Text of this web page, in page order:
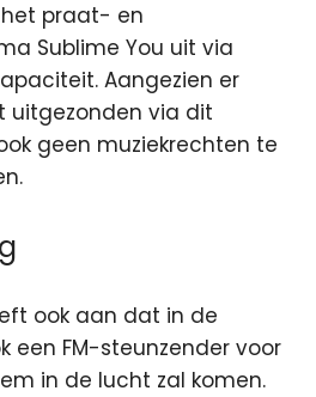
praat- en
Sublime You uit via
Aangezien er
uitgezonden via dit
geen muziekrechten te
ook aan dat in de
een FM-steunzender voor
in de lucht zal komen.